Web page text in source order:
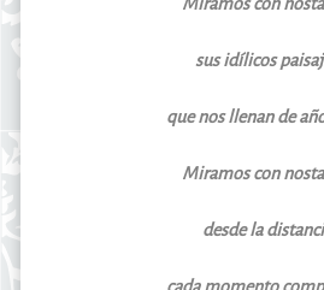
Miramos con
sus idílicos
que nos llenan de
Miramos con
desde la